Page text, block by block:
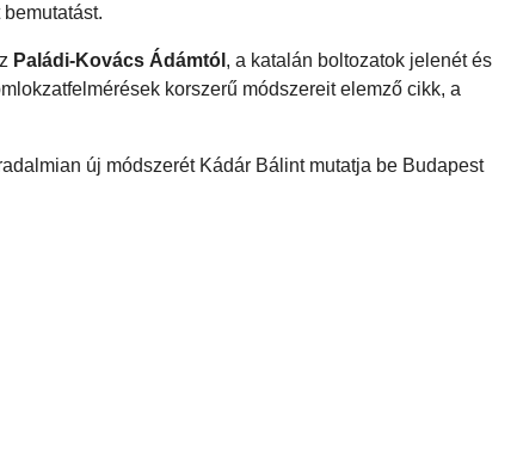
bemutatást.
Paládi-Kovács Ádámtól , a katalán boltozatok jelenét és
korszerű módszereit elemző cikk, a
új módszerét Kádár Bálint mutatja be Budapest